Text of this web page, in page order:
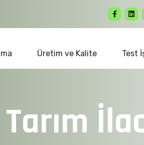
Üretim ve Kalite Test
Tarım İla